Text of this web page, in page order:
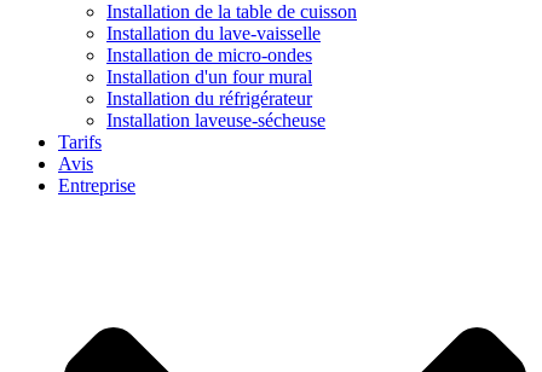
Installation de la table de cuisson
Installation du lave-vaisselle
Installation de micro-ondes
Installation d'un four mural
Installation du réfrigérateur
Installation laveuse-sécheuse
Tarifs
Avis
Entreprise